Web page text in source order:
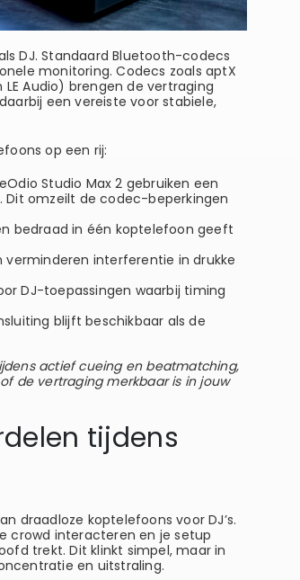
DJ. Standaard Bluetooth-codecs
monitoring. Codecs zoals aptX
Audio) brengen de vertraging
een vereiste voor stabiele,
op een rij:
Studio Max 2 gebruiken een
Dit omzeilt de codec-beperkingen
bedraad in één koptelefoon geeft
interferentie in drukke
DJ-toepassingen waarbij timing
blijft beschikbaar als de
actief cueing en beatmatching,
de vertraging merkbaar is in jouw
tijdens
draadloze koptelefoons voor DJ’s.
crowd interacteren en je setup
trekt. Dit klinkt simpel, maar in
en uitstraling.